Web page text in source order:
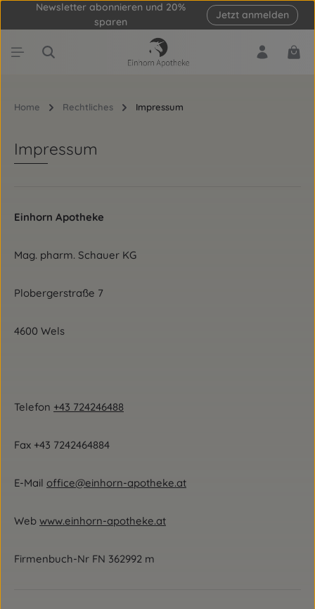
Zum Hauptinhalt springen
Newsletter abonnieren und 20%
sparen
Jetzt anmelden
Home Rechtliches Impressum
Impressum
Einhorn Apotheke
Mag. pharm. Schauer KG
Plobergerstraße 7
4600 Wels
Telefon +43 724246488
Fax +43 7242464884
E-Mail office@einhorn-apotheke.at
Web www.einhorn-apotheke.at
Firmenbuch-Nr FN 362992 m